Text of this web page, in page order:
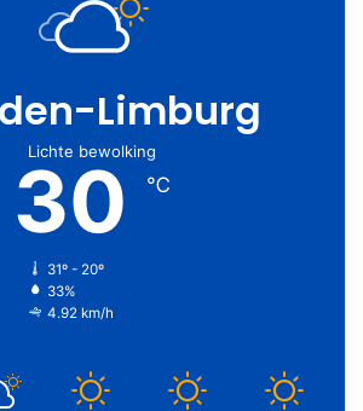
Limburg
Lichte bewolking
30 ℃
31º - 20º
33%
4.92 km/h